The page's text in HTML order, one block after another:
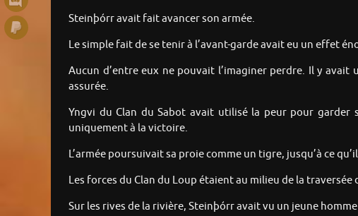
Steinþórr avait fait avancer son armée.
Le simple fait de se tenir à l’avant-garde avait eu un effet
Aucun d’entre eux ne pouvait l’imaginer perdre. Il y
assurée.
Yngvi du Clan du Sabot avait utilisé la peur pour garder
uniquement à la victoire.
L’armée poursuivait sa proie comme un tigre, jusqu’à ce
Les forces du Clan du Loup étaient au milieu de la traversée
Sur les rives de la rivière, Steinþórr avait vu un jeune